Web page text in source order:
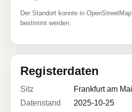
Der Standort konnte in
bestimmt werden.
Registerdaten
Sitz
Frankfurt am
Datenstand
2025-10-25